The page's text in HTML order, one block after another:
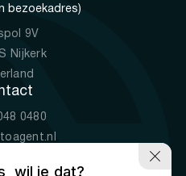
bezoekadres)
9V
Nijkerk
0480
wil je dat?